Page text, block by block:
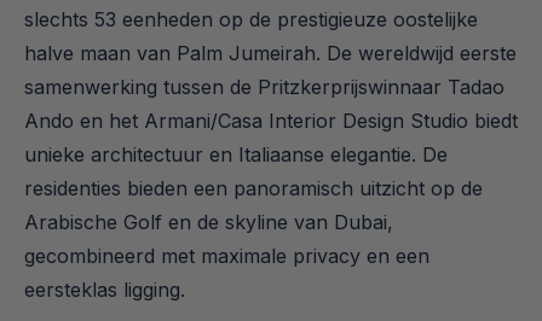
slechts 53 eenheden op de prestigieuze oostelijke
halve maan van Palm Jumeirah. De wereldwijd eerste
samenwerking tussen de Pritzkerprijswinnaar Tadao
Ando en het Armani/Casa Interior Design Studio biedt
unieke architectuur en Italiaanse elegantie. De
residenties bieden een panoramisch uitzicht op de
Arabische Golf en de skyline van Dubai,
gecombineerd met maximale privacy en een
eersteklas ligging.